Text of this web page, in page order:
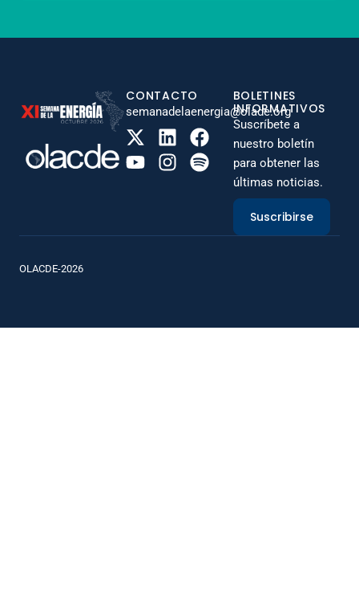
CONTACTO
semanadelaenergia@olade.org
BOLETINES
INFORMATIVOS
Suscríbete a
nuestro boletín
para obtener las
últimas noticias.
Suscribirse
OLACDE-2026